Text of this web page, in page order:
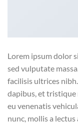
Lorem ipsum dolor
sed vulputate
facilisis ultrices
dapibus, et tristique
eu venenatis
nunc, mollis a